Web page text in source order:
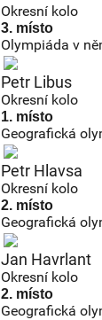
Okresní kolo
3. místo
Olympiáda v
Petr Libus
Okresní kolo
1. místo
Geografická
Petr Hlavsa
Okresní kolo
2. místo
Geografická
Jan Havrlant
Okresní kolo
2. místo
Geografická